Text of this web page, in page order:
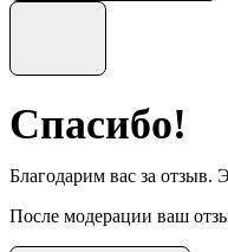
Спасибо!
Благодарим вас за отзыв.
После модерации ваш